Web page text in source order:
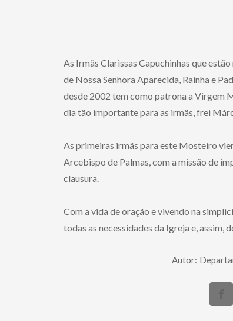
As Irmãs Clarissas Capuchinhas que
de Nossa Senhora Aparecida, Rainha e
desde 2002 tem como patrona a Virgem
dia tão importante para as irmãs, frei
As primeiras irmãs para este Mosteiro
Arcebispo de Palmas, com a missão de
clausura.
Com a vida de oração e vivendo na
todas as necessidades da Igreja e, assim,
Autor: